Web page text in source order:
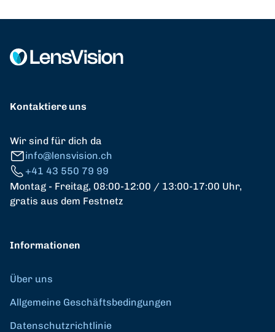
Kontaktiere uns
Wir sind für dich da
info@lensvision.ch
+41 43 550 79 99
Montag - Freitag, 08:00-12:00 / 13:00-17:00 Uhr,
gratis aus dem Festnetz
Informationen
Über uns
Allgemeine Geschäftsbedingungen
Datenschutzrichtlinie